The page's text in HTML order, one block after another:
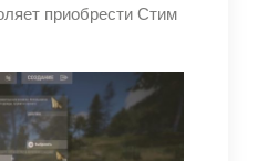
приобрести Стим